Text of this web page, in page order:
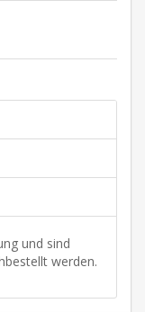
und sind
werden.